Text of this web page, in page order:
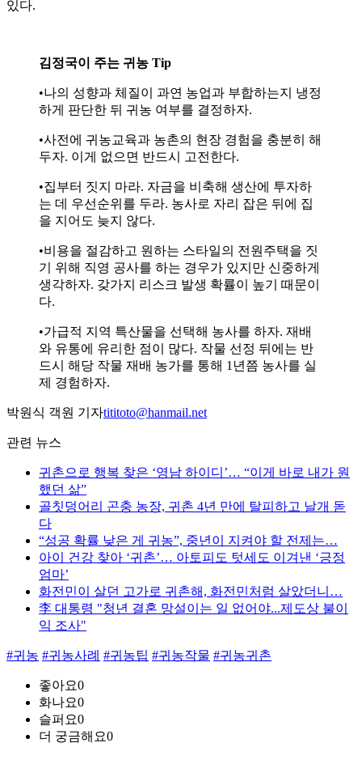
있다.
김정국이 주는 귀농 Tip
•나의 성향과 체질이 과연 농업과 부합하는지 냉정
하게 판단한 뒤 귀농 여부를 결정하자.
•사전에 귀농교육과 농촌의 현장 경험을 충분히 해
두자. 이게 없으면 반드시 고전한다.
•집부터 짓지 마라. 자금을 비축해 생산에 투자하
는 데 우선순위를 두라. 농사로 자리 잡은 뒤에 집
을 지어도 늦지 않다.
•비용을 절감하고 원하는 스타일의 전원주택을 짓
기 위해 직영 공사를 하는 경우가 있지만 신중하게
생각하자. 갖가지 리스크 발생 확률이 높기 때문이
다.
•가급적 지역 특산물을 선택해 농사를 하자. 재배
와 유통에 유리한 점이 많다. 작물 선정 뒤에는 반
드시 해당 작물 재배 농가를 통해 1년쯤 농사를 실
제 경험하자.
박원식 객원 기자tititoto@hanmail.net
관련 뉴스
귀촌으로 행복 찾은 ‘영남 하이디’… “이게 바로 내가 원
했던 삶”
골칫덩어리 곤충 농장, 귀촌 4년 만에 탈피하고 날개 돋
다
“성공 확률 낮은 게 귀농”, 중년이 지켜야 할 전제는…
아이 건강 찾아 ‘귀촌’… 아토피도 텃세도 이겨낸 ‘긍정
엄마’
화전민이 살던 고가로 귀촌해, 화전민처럼 살았더니…
李 대통령 "청년 결혼 망설이는 일 없어야...제도상 불이
익 조사"
#귀농 #귀농사례 #귀농팁 #귀농작물 #귀농귀촌
좋아요0
화나요0
슬퍼요0
더 궁금해요0